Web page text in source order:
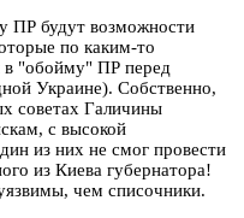
ПР будут возможности
по каким-то
в "обойму" ПР перед
Украине). Собственно,
советах Галичины
с высокой
из них не смог провести
из Киева губернатора!
чем списочники.